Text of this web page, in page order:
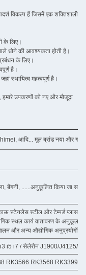
विकल्प हैं जिसमें एक शक्तिशाली
के लिए।
धोने की आवश्यकता होती है।
के लिए।
है।
स्थायित्व महत्वपूर्ण है।
हमारे उपकरणों को नए और मौजूदा
आदि... मूल ब्रांड नया और ग्रेड
बैंगनी, ......अनुकूलित किया जा
स्टेनलेस स्टील और टेम्पर्ड
स्थल कार्य वातावरण के अनुकूल हो
और अन्य औद्योगिक अनुप्रयोगों
i3 i5 i7 / सेलेरोन J1900/J4125/
RK3566 RK3568 RK3399